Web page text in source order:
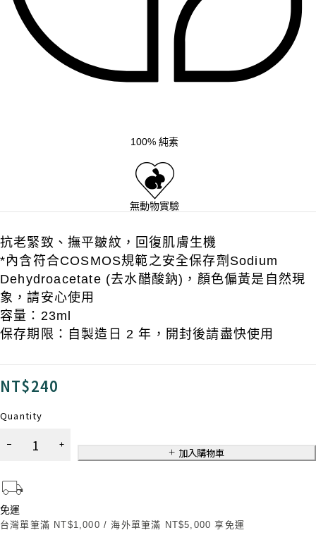
100% 純素
無動物實驗
抗老緊致、撫平皺紋，回復肌膚生機
*內含符合COSMOS規範之安全保存劑Sodium
Dehydroacetate (去水醋酸鈉)，顏色偏黃是自然現
象，請安心使用
容量：23ml
保存期限：自製造日 2 年，開封後請盡快使用
NT$240
Quantity
緻
精
油
加入購物車
免運
台灣單筆滿 NT$1,000 / 海外單筆滿 NT$5,000 享免運